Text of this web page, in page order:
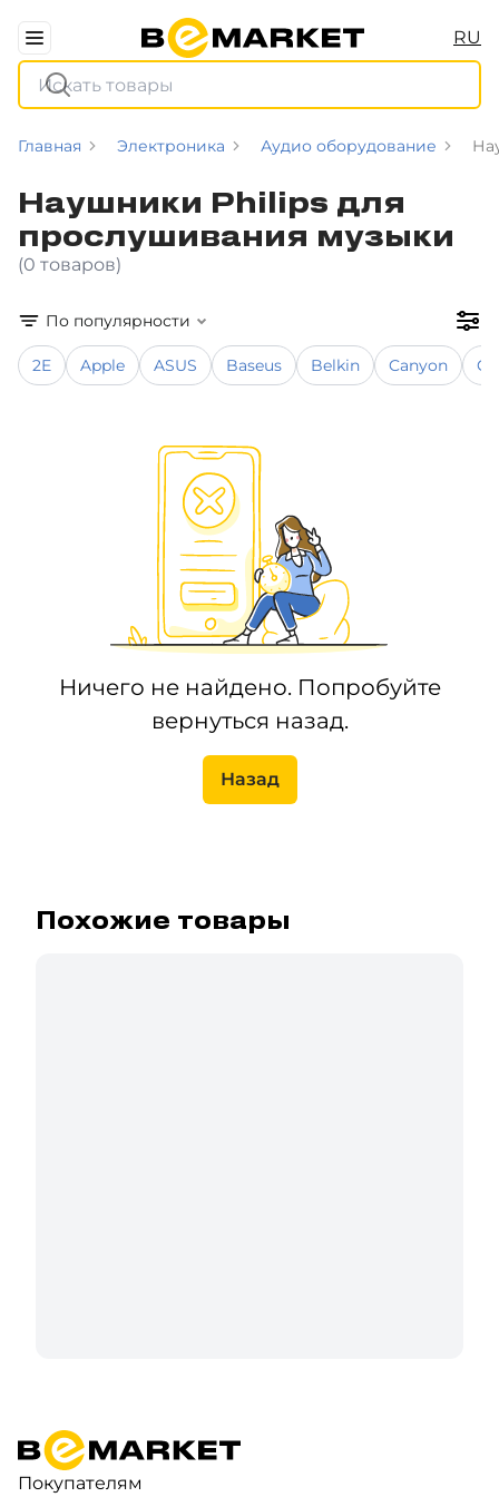
RU
Главная Электроника Аудио оборудование
Наушники Philips для
прослушивания музыки
(0 товаров)
По популярности
2E Apple ASUS Baseus Belkin Canyon
Ничего не найдено. Попробуйте
вернуться назад.
Назад
Похожие товары
Покупателям